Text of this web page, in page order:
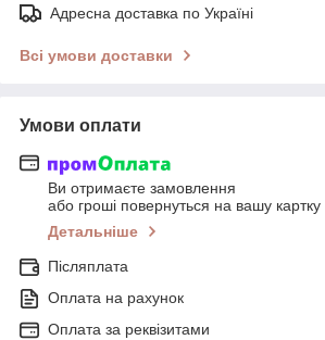
Адресна доставка по Україні
Всі умови доставки
Умови оплати
Ви отримаєте замовлення
або гроші повернуться на вашу картку
Детальніше
Післяплата
Оплата на рахунок
Оплата за реквізитами